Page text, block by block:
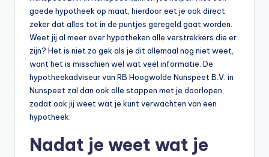
goede hypotheek op maat, hierdoor eet je ook direct
zeker dat alles tot in de puntjes geregeld gaat worden.
Weet jij al meer over hypotheken alle verstrekkers die er
zijn? Het is niet zo gek als je dit allemaal nog niet weet,
want het is misschien wel wat veel informatie. De
hypotheekadviseur van RB Hoogwolde Nunspeet B.V. in
Nunspeet zal dan ook alle stappen met je doorlopen,
zodat ook jij weet wat je kunt verwachten van een
hypotheek.
Nadat je weet wat je